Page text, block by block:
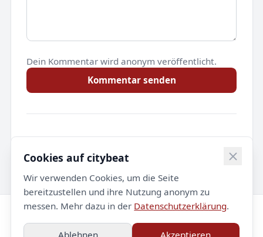
Dein Kommentar wird anonym veröffentlicht.
Kommentar senden
Noch keine Kommentare.
© 2026 citybeat. Alle Rechte vorbehalten.
Cookies auf citybeat
Wir verwenden Cookies, um die Seite
bereitzustellen und ihre Nutzung anonym zu
messen. Mehr dazu in der Datenschutzerklärung.
Ablehnen Akzeptieren